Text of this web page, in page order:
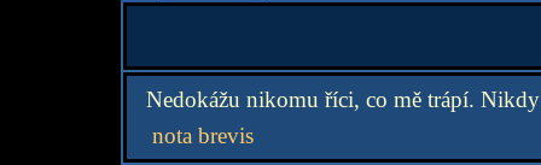
Nedokážu nikomu říci, co mě trápí.
nota brevis